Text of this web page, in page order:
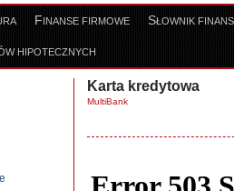
FINANSE FIRMOWE SŁOWNIK
HIPOTECZNYCH
Karta kredytowa
MultiBank